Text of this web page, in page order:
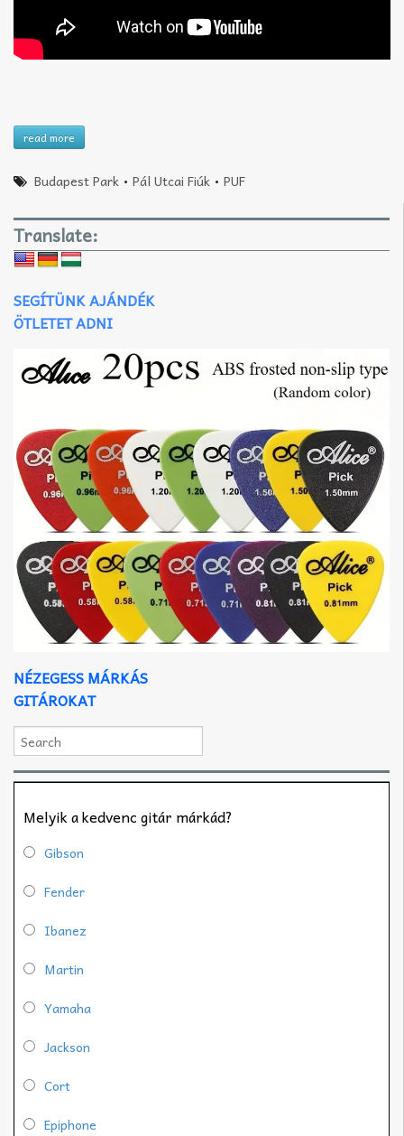
read more
Budapest Park •Pál Utcai Fiúk •PUF
Translate:
SEGÍTÜNK AJÁNDÉK
ÖTLETET ADNI
NÉZEGESS MÁRKÁS
GITÁROKAT
Melyik a kedvenc gitár márkád?
Gibson
Fender
Ibanez
Martin
Yamaha
Jackson
Cort
Epiphone